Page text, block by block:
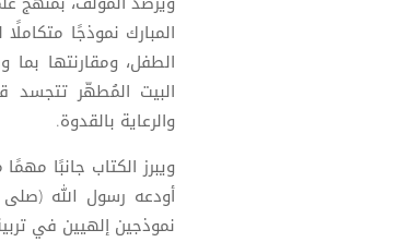
المبارك نموذجًا
الطفل، ومقارنتها
البيت المُطهّر تتجسد
والرعاية بالقدوة.
ويبرز الكتاب جانبًا
أودعه رسول الله
نموذجين إلهيين في